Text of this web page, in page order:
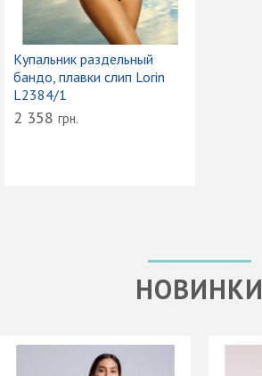
Купальник раздельный
бандо, плавки слип Lorin
L2384/1
2 358 грн.
НОВИНКИ